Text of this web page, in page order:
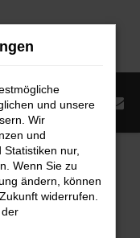
und unsere
Wir
und
nur,
Wenn Sie zu
ändern, können
widerrufen.